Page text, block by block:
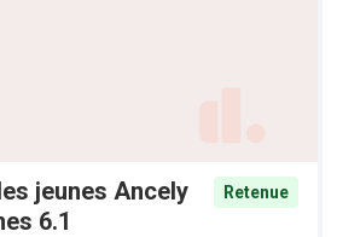
jeunes Ancely
6.1
Retenue